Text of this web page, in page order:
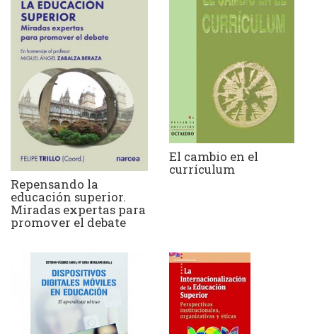
Repensando la
educación superior.
Miradas expertas para
promover el debate
El cambio en el
currículum